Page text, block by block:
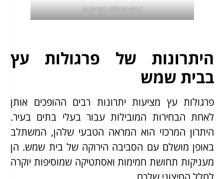
בניית פרגולות בקריית גת
היתרונות של פרגולות עץ
בבית שמש
פרגולות עץ מציעות יתרונות רבים ההופכים אותן
לאחת הבחירות המובילות עבור בעלי בתים בעיר.
היתרון המרכזי הוא המראה הטבעי שלהן, המשתלב
באופן מושלם עם הסביבה הירוקה של בית שמש. הן
מעניקות תחושת חמימות ואסתטיקה שמוסיפות יוקרה